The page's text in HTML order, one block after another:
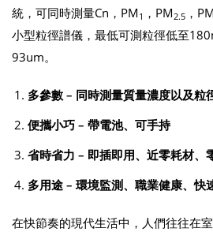
統，可同時測量Cn，PM 1 ，PM2.5 ，PM
小型粒徑譜儀，最低可測粒徑低至
93um。
多參數 – 同時測量質量濃度以及粒
便攜小巧 – 帶電池、可手持
省時省力 – 即插即用、近零耗材、
多用途 – 環境監測、職業健康、
在快節奏的現代生活中，人們往往在